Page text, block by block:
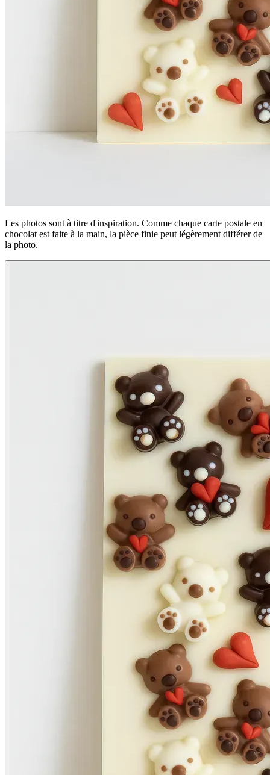
Les photos sont à titre d'inspiration. Comme chaque carte postale en
chocolat est faite à la main, la pièce finie peut légèrement différer de
la photo.